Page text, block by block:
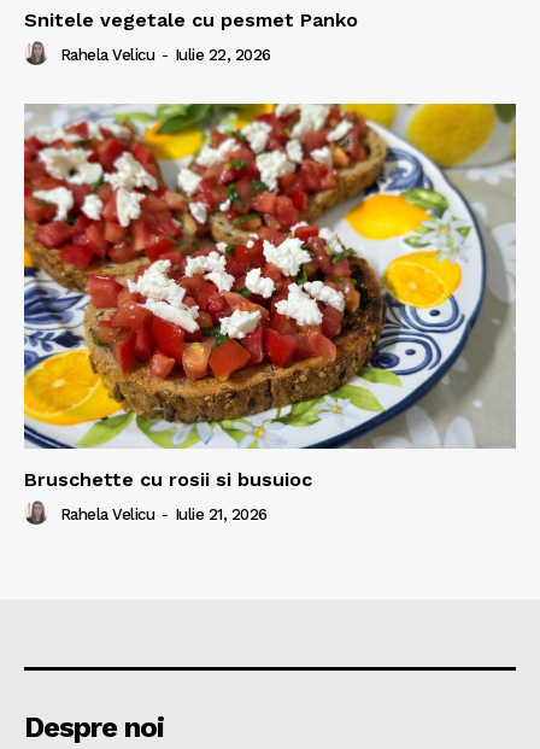
Snitele vegetale cu pesmet Panko
Rahela Velicu - Iulie 22, 2026
Bruschette cu rosii si busuioc
Rahela Velicu - Iulie 21, 2026
Despre noi